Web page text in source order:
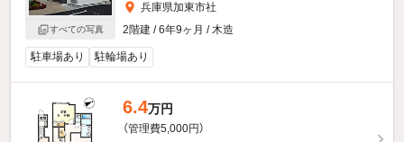
すべての写真
兵庫県加東市社
2階建 / 6年9ヶ月 / 木造
駐車場あり 駐輪場あり
6.4万円
（管理費5,000円）